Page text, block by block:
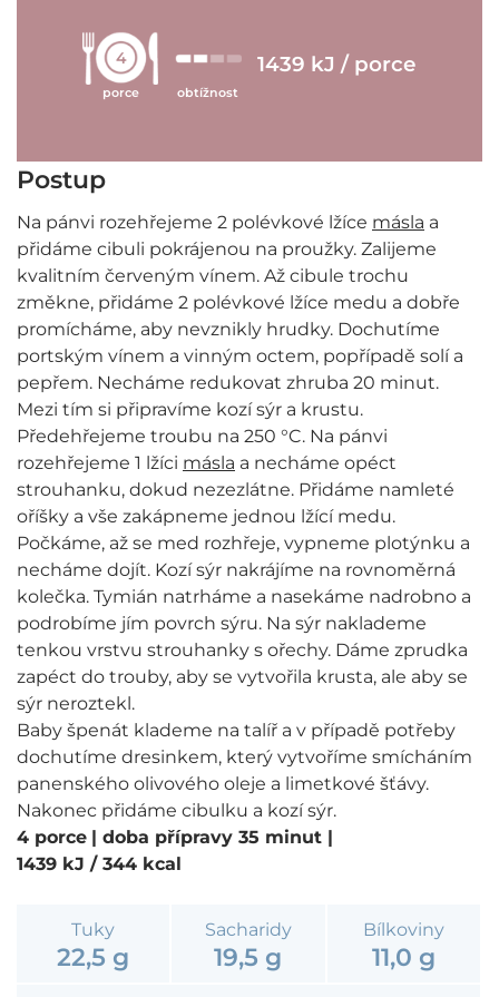
4
porce obtížnost
1439 kJ / porce
Postup
Na pánvi rozehřejeme 2 polévkové lžíce másla a
přidáme cibuli pokrájenou na proužky. Zalijeme
kvalitním červeným vínem. Až cibule trochu
změkne, přidáme 2 polévkové lžíce medu a dobře
promícháme, aby nevznikly hrudky. Dochutíme
portským vínem a vinným octem, popřípadě solí a
pepřem. Necháme redukovat zhruba 20 minut.
Mezi tím si připravíme kozí sýr a krustu.
Předehřejeme troubu na 250 °C. Na pánvi
rozehřejeme 1 lžíci másla a necháme opéct
strouhanku, dokud nezezlátne. Přidáme namleté
oříšky a vše zakápneme jednou lžící medu.
Počkáme, až se med rozhřeje, vypneme plotýnku a
necháme dojít. Kozí sýr nakrájíme na rovnoměrná
kolečka. Tymián natrháme a nasekáme nadrobno a
podrobíme jím povrch sýru. Na sýr naklademe
tenkou vrstvu strouhanky s ořechy. Dáme zprudka
zapéct do trouby, aby se vytvořila krusta, ale aby se
sýr neroztekl.
Baby špenát klademe na talíř a v případě potřeby
dochutíme dresinkem, který vytvoříme smícháním
panenského olivového oleje a limetkové šťávy.
Nakonec přidáme cibulku a kozí sýr.
4 porce | doba přípravy 35 minut |
1439 kJ / 344 kcal
Tuky
22,5 g
Sacharidy
19,5 g
Bílkoviny
11,0 g